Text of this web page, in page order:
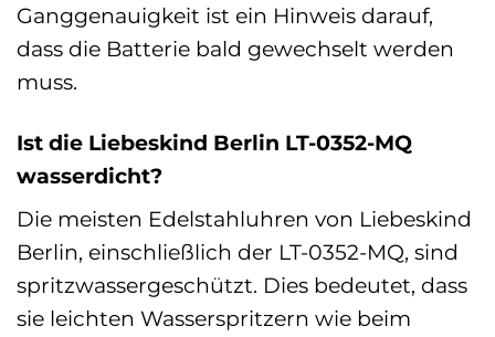
Ganggenauigkeit ist ein Hinweis darauf,
dass die Batterie bald gewechselt werden
muss.
Ist die Liebeskind Berlin LT-0352-MQ
wasserdicht?
Die meisten Edelstahluhren von Liebeskind
Berlin, einschließlich der LT-0352-MQ, sind
spritzwassergeschützt. Dies bedeutet, dass
sie leichten Wasserspritzern wie beim